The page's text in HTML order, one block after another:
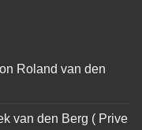
Roland van den
van den Berg ( Prive